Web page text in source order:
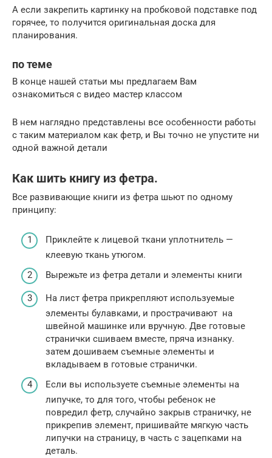
А если закрепить картинку на пробковой подставке под
горячее, то получится оригинальная доска для
планирования.
по теме
В конце нашей статьи мы предлагаем Вам
ознакомиться с видео мастер классом
В нем наглядно представлены все особенности работы
с таким материалом как фетр, и Вы точно не упустите ни
одной важной детали
Как шить книгу из фетра.
Все развивающие книги из фетра шьют по одному
принципу:
Приклейте к лицевой ткани уплотнитель —
клеевую ткань утюгом.
Вырежьте из фетра детали и элементы книги
На лист фетра прикрепляют используемые
элементы булавками, и прострачивают на
швейной машинке или вручную. Две готовые
странички сшиваем вместе, пряча изнанку.
затем дошиваем съемные элементы и
вкладываем в готовые странички.
Если вы используете съемные элементы на
липучке, то для того, чтобы ребенок не
повредил фетр, случайно закрыв страничку, не
прикрепив элемент, пришивайте мягкую часть
липучки на страницу, в часть с зацепками на
деталь.